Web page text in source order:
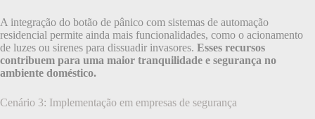
A integração do botão de pânico com sistemas de automação
residencial permite ainda mais funcionalidades, como o acionamento
de luzes ou sirenes para dissuadir invasores. Esses recursos
contribuem para uma maior tranquilidade e segurança no
ambiente doméstico.
Cenário 3: Implementação em empresas de segurança